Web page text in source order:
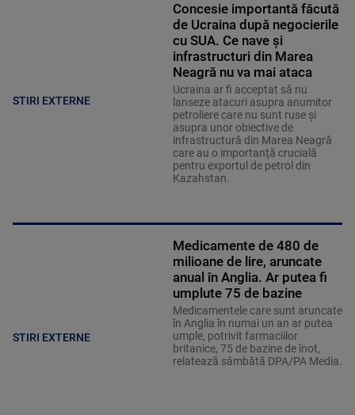
STIRI EXTERNE
Concesie importantă făcută
de Ucraina după negocierile
cu SUA. Ce nave şi
infrastructuri din Marea
Neagră nu va mai ataca
Ucraina ar fi acceptat să nu
lanseze atacuri asupra anumitor
petroliere care nu sunt ruse şi
asupra unor obiective de
infrastructură din Marea Neagră
care au o importanţă crucială
pentru exportul de petrol din
Kazahstan.
STIRI EXTERNE
Medicamente de 480 de
milioane de lire, aruncate
anual în Anglia. Ar putea fi
umplute 75 de bazine
Medicamentele care sunt aruncate
în Anglia în numai un an ar putea
umple, potrivit farmaciilor
britanice, 75 de bazine de înot,
relatează sâmbătă DPA/PA Media.